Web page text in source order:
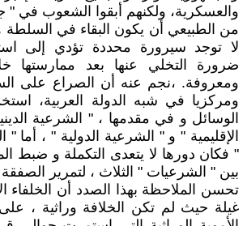
والعسكرية، ولكنهم أبقوا الشعوب في "
من الطبيعي أن يكون البقاء في السلطة
لا توجد سيرورة محددة تؤدي إلى
ضرورة التخلي عنها بعد ممارستها
ومعروفة. ،نجم عنه أن الصراع على
ومركزيا في شبه الدولة العربية،
الوسائل و في مقدمها ، " الشرعية
الإقليمية " و " الشرعية الدولية " ، أما "
" فكان دورها لا يتعدى التكملة و ضبط
بين " الشرعيات " الثلاث ، لتمرير
تحسن الملاحظة بهذا الصدد أن الخلفاء
غيلة حيث لم تكن الخلافة وراثية ،